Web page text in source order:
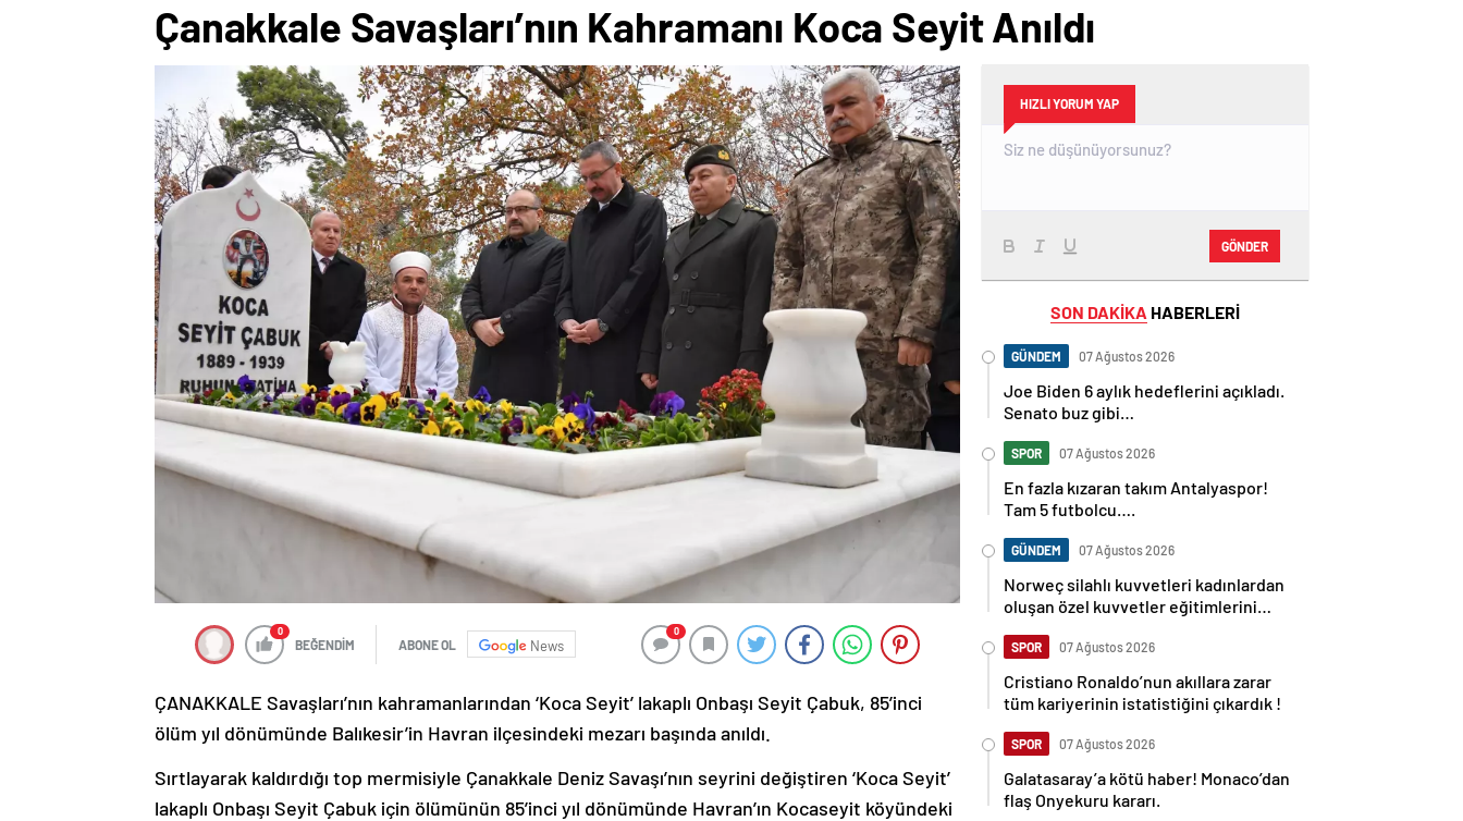
Çanakkale Savaşları’nın Kahramanı Koca Seyit Anıldı
0
BEĞENDİM ABONE OL News
0
ÇANAKKALE Savaşları’nın kahramanlarından ‘Koca Seyit’ lakaplı Onbaşı Seyit Çabuk, 85’inci
ölüm yıl dönümünde Balıkesir’in Havran ilçesindeki mezarı başında anıldı.
Sırtlayarak kaldırdığı top mermisiyle Çanakkale Deniz Savaşı’nın seyrini değiştiren ‘Koca Seyit’
lakaplı Onbaşı Seyit Çabuk için ölümünün 85’inci yıl dönümünde Havran’ın Kocaseyit köyündeki
HIZLI YORUM YAP
GÖNDER
SON DAKİKA HABERLERİ
GÜNDEM 07 Ağustos 2026
Joe Biden 6 aylık hedeflerini açıkladı.
Senato buz gibi…
SPOR 07 Ağustos 2026
En fazla kızaran takım Antalyaspor!
Tam 5 futbolcu….
GÜNDEM 07 Ağustos 2026
Norweç silahlı kuvvetleri kadınlardan
oluşan özel kuvvetler eğitimlerini
SPOR 07 Ağustos 2026
Cristiano Ronaldo’nun akıllara zarar
tüm kariyerinin istatistiğini çıkardık !
SPOR 07 Ağustos 2026
Galatasaray’a kötü haber! Monaco’dan
flaş Onyekuru kararı.